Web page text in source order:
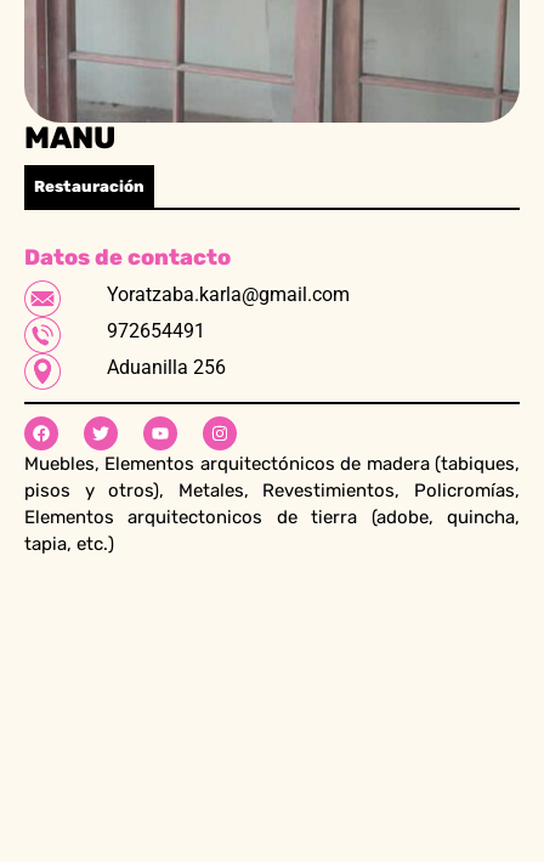
MANU
Restauración
Datos de contacto
Yoratzaba.karla@gmail.com
972654491
Aduanilla 256
Muebles, Elementos arquitectónicos de madera (tabiques,
pisos y otros), Metales, Revestimientos, Policromías,
Elementos arquitectonicos de tierra (adobe, quincha,
tapia, etc.)